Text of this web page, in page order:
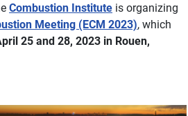
Combustion Institute is organizing
Meeting (ECM 2023), which
25 and 28, 2023 in Rouen,